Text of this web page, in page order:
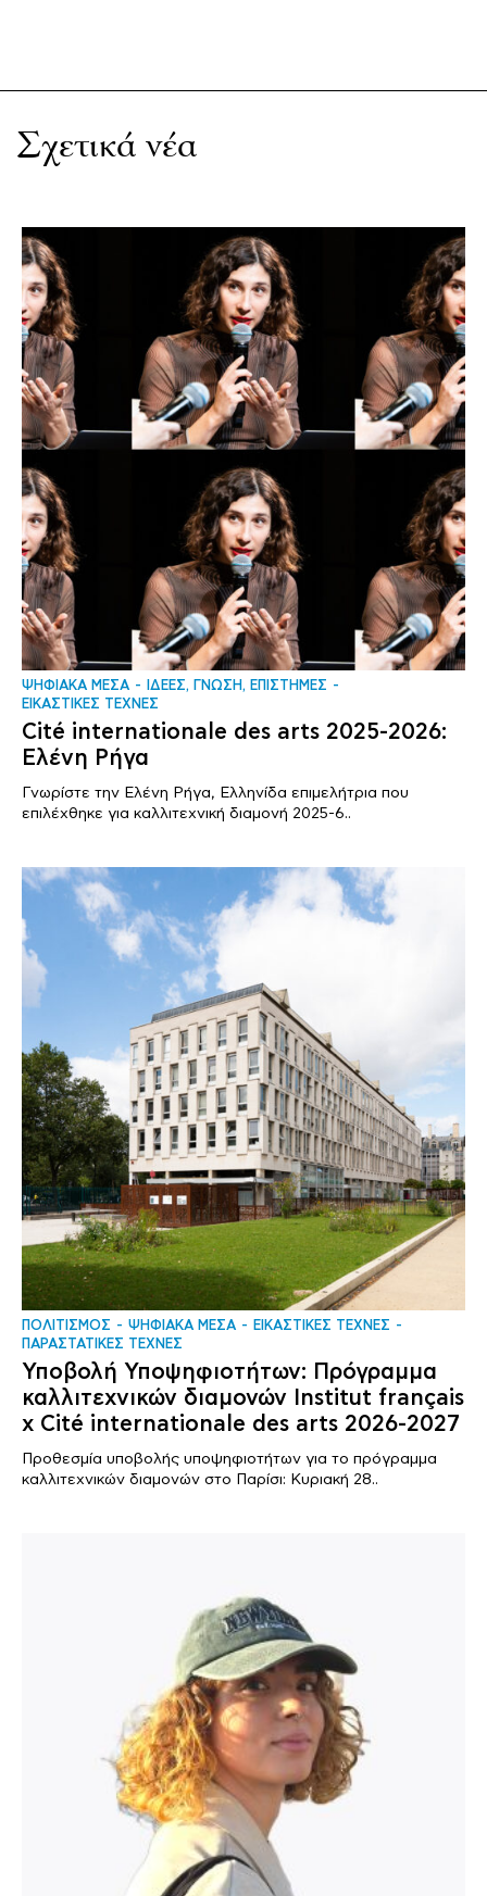
Σχετικά νέα
ΨΗΦΙΑΚΑ ΜΕΣΑ
ΙΔΕΕΣ, ΓΝΩΣΗ, ΕΠΙΣΤΗΜΕΣ
ΕΙΚΑΣΤΙΚΕΣ ΤΕΧΝΕΣ
Cité internationale des arts 2025-2026:
Ελένη Ρήγα
Γνωρίστε την Ελένη Ρήγα, Ελληνίδα επιμελήτρια που
επιλέχθηκε για καλλιτεχνική διαμονή 2025-6..
ΠΟΛΙΤΙΣΜΟΣ ΨΗΦΙΑΚΑ ΜΕΣΑ
ΕΙΚΑΣΤΙΚΕΣ ΤΕΧΝΕΣ
ΠΑΡΑΣΤΑΤΙΚΕΣ ΤΕΧΝΕΣ
Υποβολή Υποψηφιοτήτων: Πρόγραμμα
καλλιτεχνικών διαμονών Institut français
x Cité internationale des arts 2026-2027
Προθεσμία υποβολής υποψηφιοτήτων για το πρόγραμμα
καλλιτεχνικών διαμονών στο Παρίσι: Κυριακή 28..